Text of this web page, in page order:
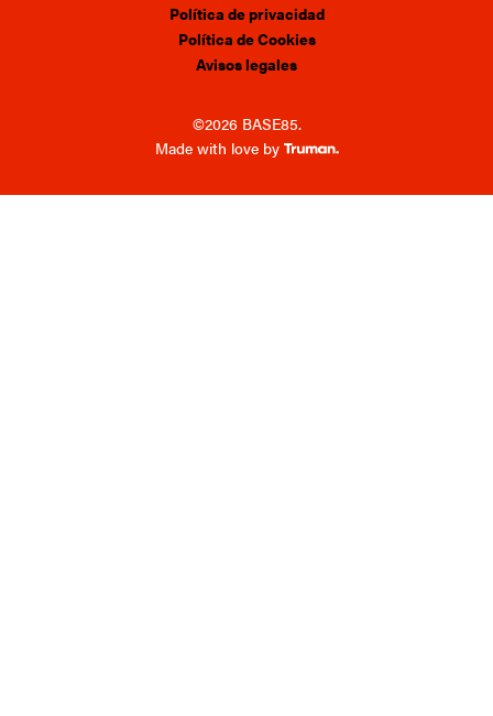
©2026 BASE85.
Política de privacidad
Política de Cookies
Avisos legales
Made with love by